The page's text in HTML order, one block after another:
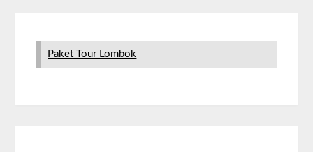
Paket Tour Lombok